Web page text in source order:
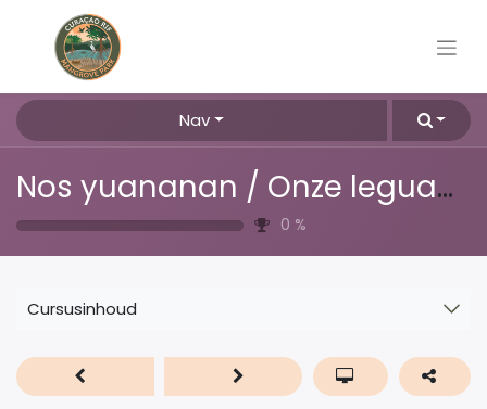
Nav
Nos yuananan / Onze leguanen
0 %
Cursusinhoud